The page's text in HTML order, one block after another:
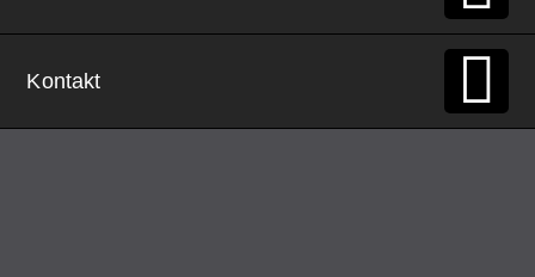
Kontakt